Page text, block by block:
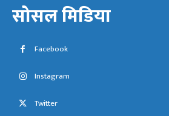
सोसल मिडिया
Facebook
Instagram
Twitter